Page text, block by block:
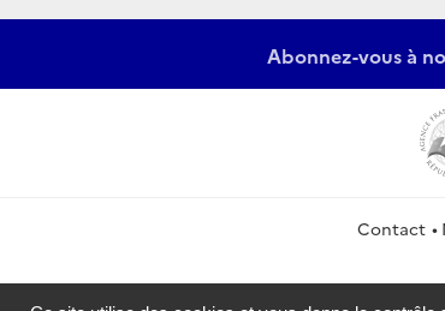
Abonnez-vous à
Contact